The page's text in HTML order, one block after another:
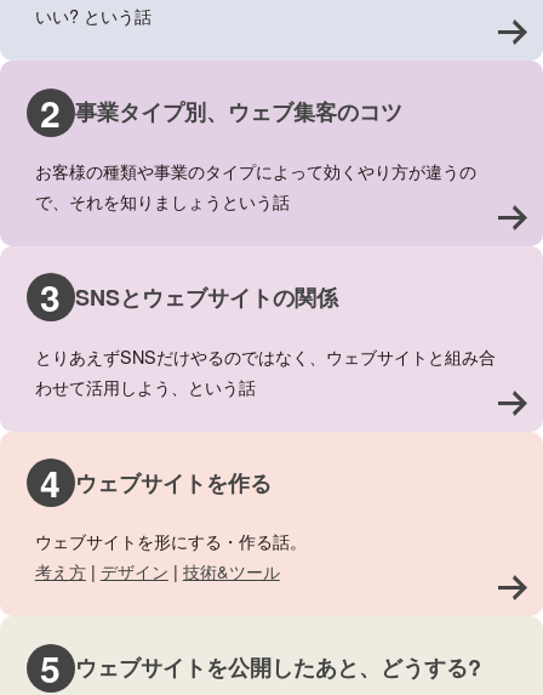
いい? という話
>
2 事業タイプ別、ウェブ集客のコツ
お客様の種類や事業のタイプによって効くやり方が違うの
で、それを知りましょうという話
>
3 SNSとウェブサイトの関係
とりあえずSNSだけやるのではなく、ウェブサイトと組み合
わせて活用しよう、という話
>
4 ウェブサイトを作る
ウェブサイトを形にする・作る話。
考え方| デザイン | 技術&ツール
>
5 ウェブサイトを公開したあと、どうする?